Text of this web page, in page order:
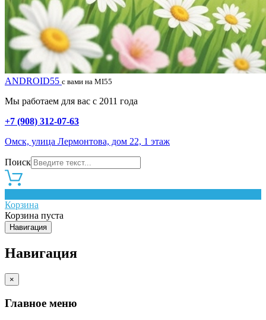
ANDROID55 с вами на MI55
Мы работаем для вас с 2011 года
+7 (908) 312-07-63
Омск, улица Лермонтова, дом 22, 1 этаж
Поиск
Корзина
Корзина пуста
Навигация
Навигация
×
Главное меню